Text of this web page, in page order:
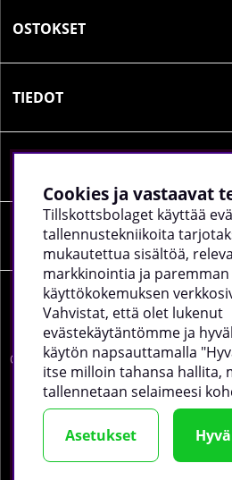
OSTOKSET
TIEDOT
YRITYKSEN TIEDOT
© 2026 tillskottsbolaget.fi.
täältä.
Cookies ja vastaavat
Tillskottsbolaget käyttää
tallennustekniikoita
mukautettua sisältöä,
markkinointia ja paremman
käyttökokemuksen
Vahvistat, että olet lukenut
evästekäytäntömme ja
käytön napsauttamalla
itse milloin tahansa hallita,
tallennetaan selaimeesi
Asetukset